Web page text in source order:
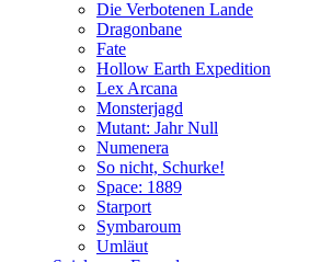
Die Verbotenen Lande
Dragonbane
Fate
Hollow Earth Expedition
Lex Arcana
Monsterjagd
Mutant: Jahr Null
Numenera
So nicht, Schurke!
Space: 1889
Starport
Symbaroum
Umläut